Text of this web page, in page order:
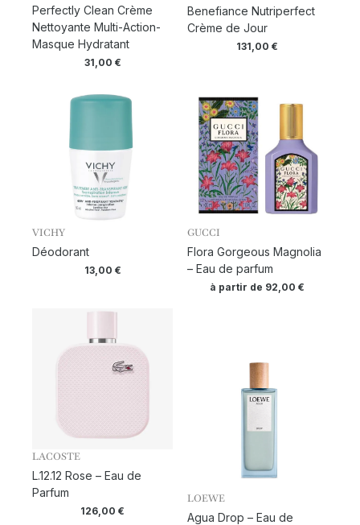
Perfectly Clean Crème
Nettoyante Multi-Action-
Masque Hydratant
31,00 €
Benefiance Nutriperfect
Crème de Jour
131,00€
VICHY
Déodorant
13,00 €
GUCCI
Flora Gorgeous Magnolia
– Eau de parfum
à partir de 92,00€
LACOSTE
L.12.12 Rose – Eau de
Parfum
126,00€
LOEWE
Agua Drop – Eau de